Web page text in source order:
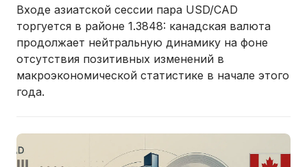
Входе азиатской сессии пара USD/CAD
торгуется в районе 1.3848: канадская валюта
продолжает нейтральную динамику на фоне
отсутствия позитивных изменений в
макроэкономической статистике в начале этого
года.